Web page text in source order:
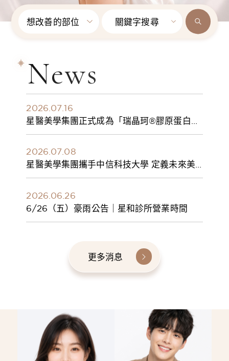
想改善的部位 關鍵字搜尋
News
2026.07.16
星醫美學集團正式成為「瑞晶珂®膠原蛋白植
入劑」台灣獨家總代理
2026.07.08
星醫美學集團攜手中信科技大學 定義未來美
學人才新標準 建構健康美學產學共育模式 串
2026.06.26
6/26（五）豪雨公告｜星和診所營業時間
更多消息